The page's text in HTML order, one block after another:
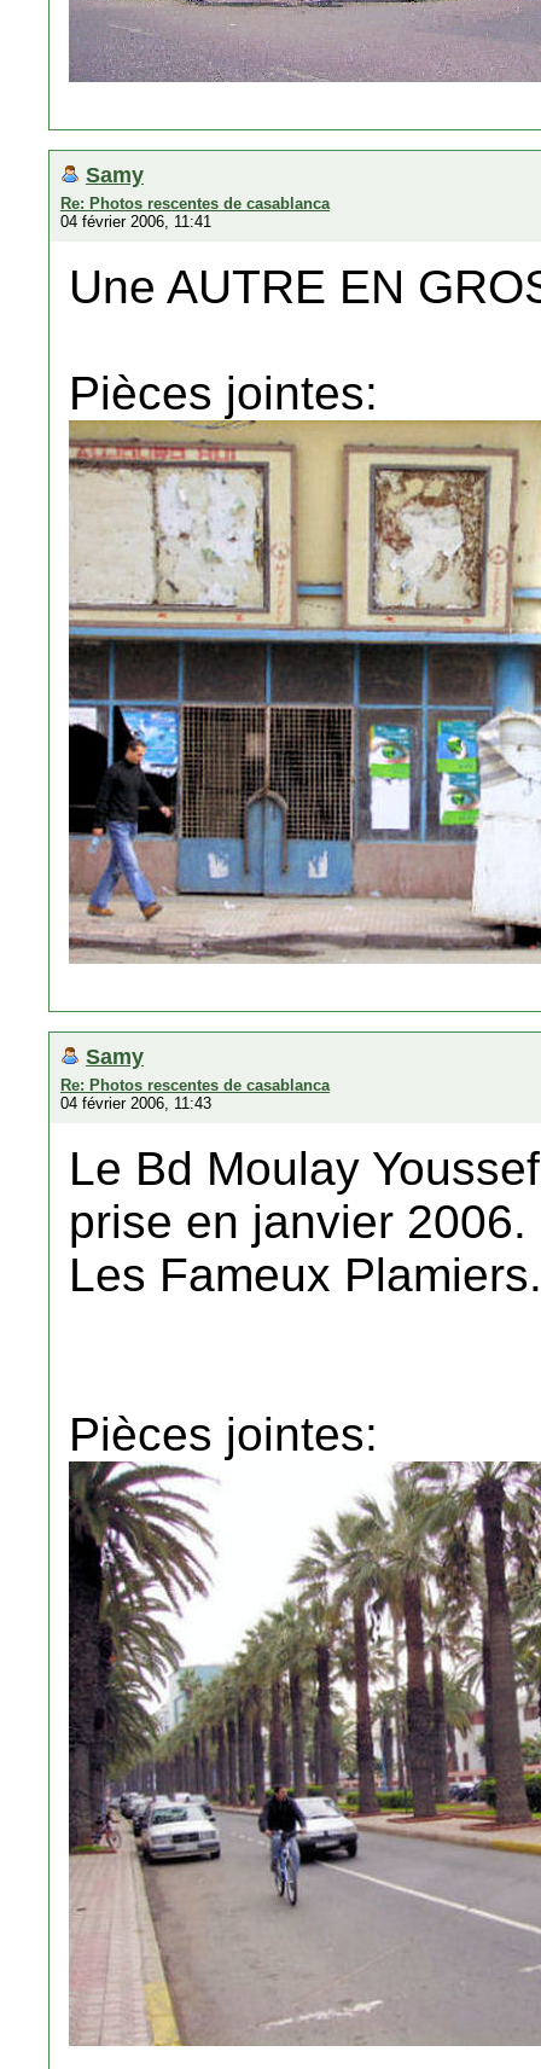
Samy
Re: Photos rescentes de casablanca
04 février 2006, 11:41
Une AUTRE EN
Pièces jointes:
Samy
Re: Photos rescentes de casablanca
04 février 2006, 11:43
Le Bd Moulay
prise en janvier 2006.
Les Fameux Plamiers.
Pièces jointes: